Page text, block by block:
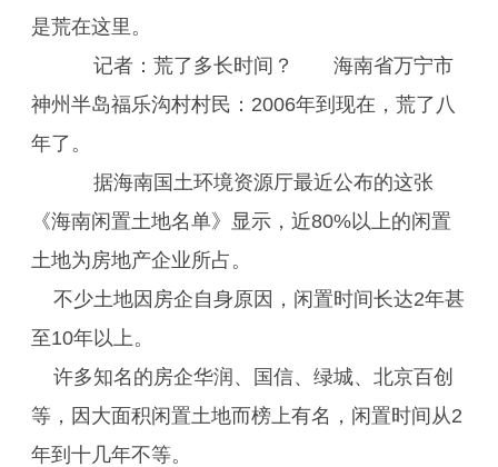
是荒在这里。
记者：荒了多长时间？ 海南省万宁市
神州半岛福乐沟村村民：2006年到现在，荒了八
年了。
据海南国土环境资源厅最近公布的这张
《海南闲置土地名单》显示，近80%以上的闲置
土地为房地产企业所占。
不少土地因房企自身原因，闲置时间长达2年甚
至10年以上。
许多知名的房企华润、国信、绿城、北京百创
等，因大面积闲置土地而榜上有名，闲置时间从2
年到十几年不等。